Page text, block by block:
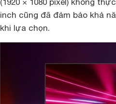
inch cũng đã đảm bảo khả
khi lựa chọn.